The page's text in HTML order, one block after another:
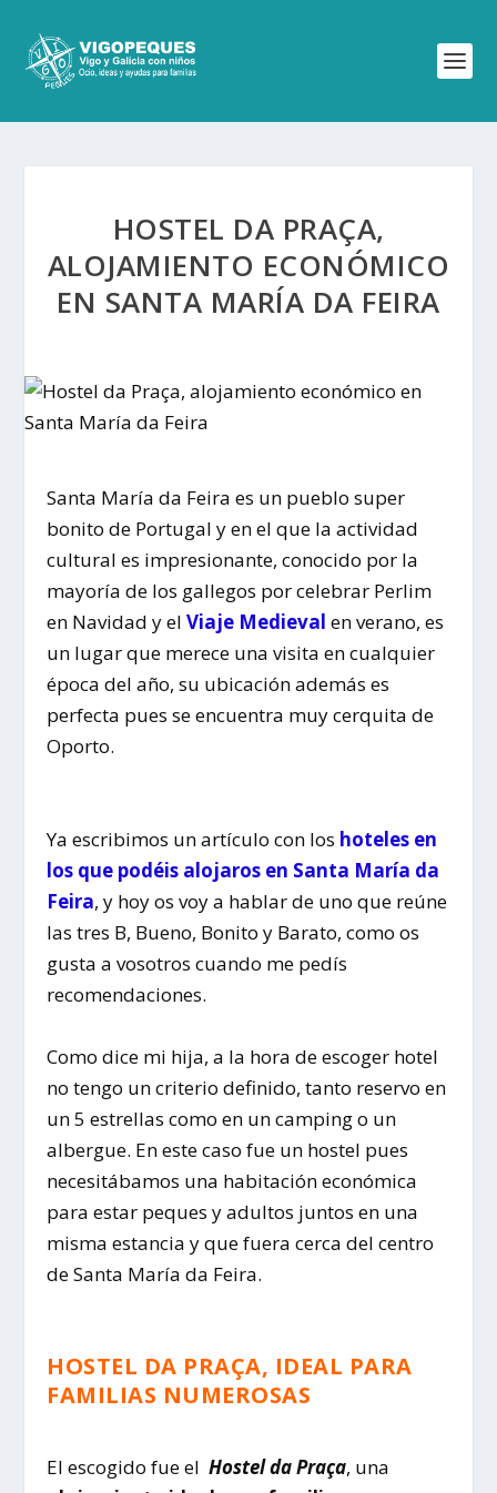
HOSTEL DA PRAÇA,
ALOJAMIENTO ECONÓMICO
EN SANTA MARÍA DA FEIRA
Santa María da Feira es un pueblo super
bonito de Portugal y en el que la actividad
cultural es impresionante, conocido por la
mayoría de los gallegos por celebrar Perlim
en Navidad y elViaje Medieval en verano, es
un lugar que merece una visita en cualquier
época del año, su ubicación además es
perfecta pues se encuentra muy cerquita de
Oporto.
Ya escribimos un artículo con los hoteles en
los que podéis alojaros en Santa María da
Feira, y hoy os voy a hablar de uno que reúne
las tres B, Bueno, Bonito y Barato, como os
gusta a vosotros cuando me pedís
recomendaciones.
Como dice mi hija, a la hora de escoger hotel
no tengo un criterio definido, tanto reservo en
un 5 estrellas como en un camping o un
albergue. En este caso fue un hostel pues
necesitábamos una habitación económica
para estar peques y adultos juntos en una
misma estancia y que fuera cerca del centro
de Santa María da Feira.
HOSTEL DA PRAÇA, IDEAL PARA
FAMILIAS NUMEROSAS
El escogido fue elHostel da Praça, una